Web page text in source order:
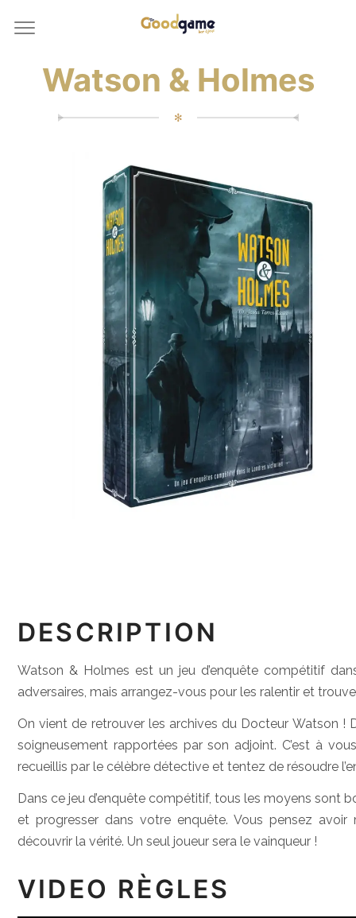
Watson & Holmes
✻
DESCRIPTION
Watson & Holmes est un jeu d’enquête compétitif
adversaires, mais arrangez-vous pour les ralentir et
On vient de retrouver les archives du Docteur Watson !
soigneusement rapportées par son adjoint. C’est à
recueillis par le célèbre détective et tentez de résoudre
Dans ce jeu d’enquête compétitif, tous les moyens sont
et progresser dans votre enquête. Vous pensez
découvrir la vérité. Un seul joueur sera le vainqueur !
VIDEO RÈGLES